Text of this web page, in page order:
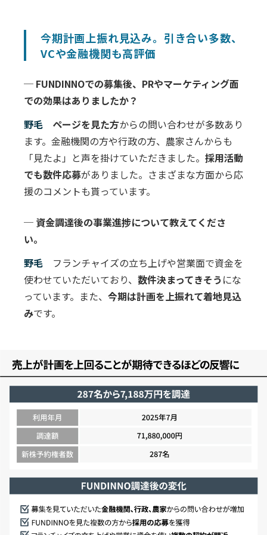
今期計画上振れ見込み。引き合い多数、
VCや金融機関も高評価
─ FUNDINNOでの募集後、PRやマーケティング面
での効果はありましたか？
野毛
ページを見た方からの問い合わせが多数あり
ます。金融機関の方や行政の方、農家さんからも
「見たよ」と声を掛けていただきました。 採用活動
でも数件応募がありました。さまざまな方面から応
援のコメントも貰っています。
─ 資金調達後の事業進捗について教えてくださ
い。
野毛
フランチャイズの立ち上げや営業面で資金を
使わせていただいており、 数件決まってきそう にな
っています。また、 今期は計画を上振れて着地見込
みです。